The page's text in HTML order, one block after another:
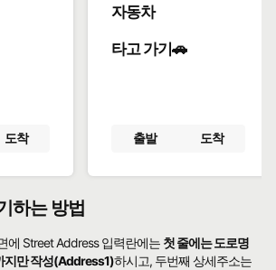
도착
자동차
타고 가기🚗
출발 도착
하는 방법
에 Street Address 입력란에는 첫 줄에는 도로명
지만 작성(Address1)하시고, 두번째 상세주소는